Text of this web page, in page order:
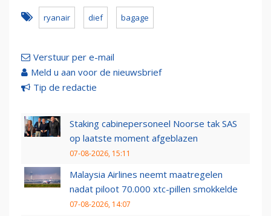
ryanair dief bagage
Verstuur per e-mail
Meld u aan voor de nieuwsbrief
Tip de redactie
Staking cabinepersoneel Noorse tak SAS
op laatste moment afgeblazen
07-08-2026, 15:11
Malaysia Airlines neemt maatregelen
nadat piloot 70.000 xtc-pillen smokkelde
07-08-2026, 14:07